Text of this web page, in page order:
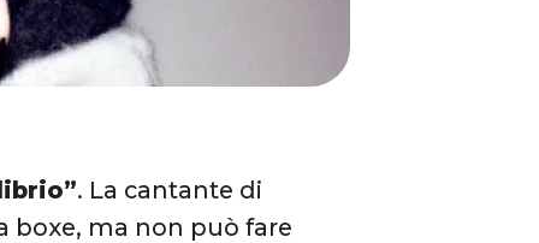
. La cantante di
boxe, ma non può fare